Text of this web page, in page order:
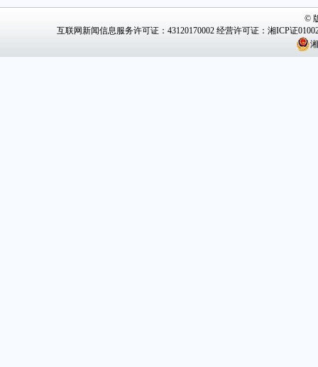
©
互联网新闻信息服务许可证：43120170002经营许可证：湘ICP证